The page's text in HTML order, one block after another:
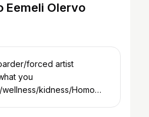
Eemeli Olervo
forced artist
you
kidness/Homo